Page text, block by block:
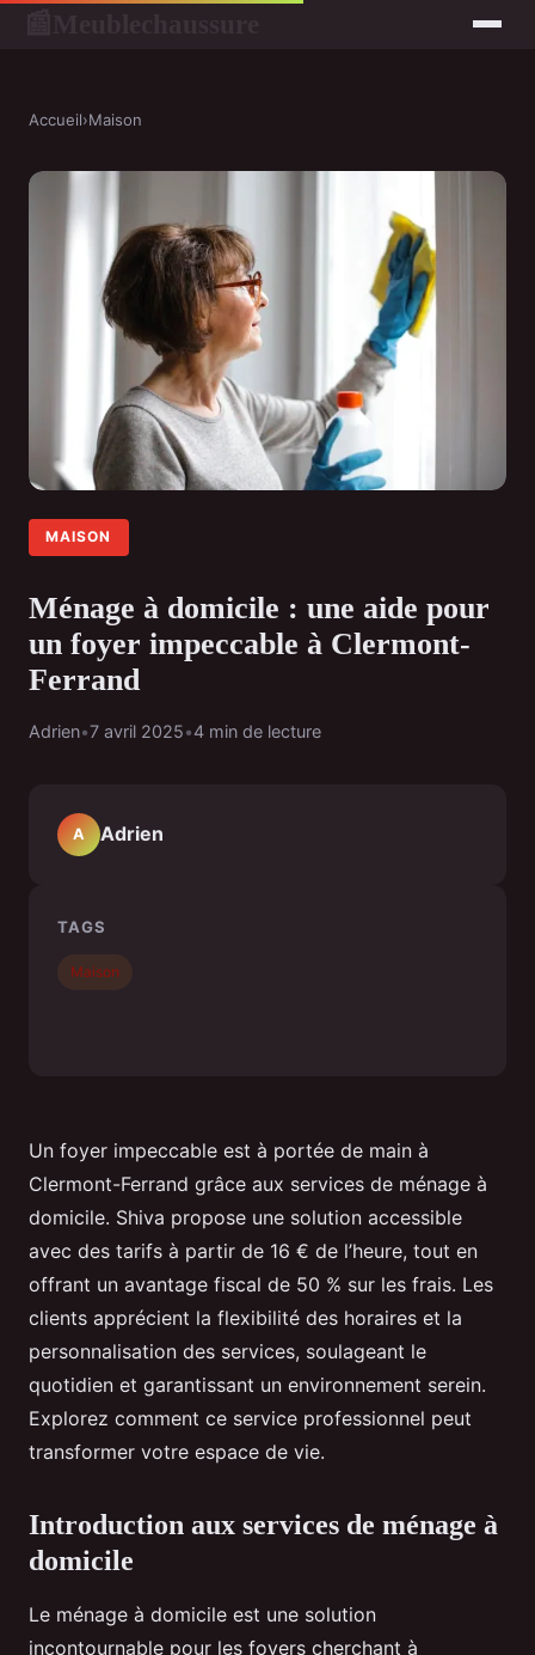
Accueil›Maison
MAISON
Ménage à domicile : une aide pour
un foyer impeccable à Clermont-
Ferrand
Adrien•7 avril 2025•4 min de lecture
Un foyer impeccable est à portée de main à
Clermont-Ferrand grâce aux services de ménage à
domicile. Shiva propose une solution accessible
avec des tarifs à partir de 16 € de l’heure, tout en
offrant un avantage fiscal de 50 % sur les frais. Les
clients apprécient la flexibilité des horaires et la
personnalisation des services, soulageant le
quotidien et garantissant un environnement serein.
Explorez comment ce service professionnel peut
transformer votre espace de vie.
Introduction aux services de ménage à
domicile
Le ménage à domicile est une solution
incontournable pour les foyers cherchant à
A Adrien
TAGS
Maison